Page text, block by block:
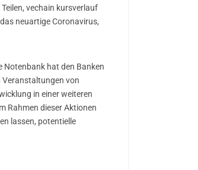
vechain kursverlauf
neuartige Coronavirus,
Notenbank hat den Banken
Veranstaltungen von
in einer weiteren
Rahmen dieser Aktionen
lassen, potentielle